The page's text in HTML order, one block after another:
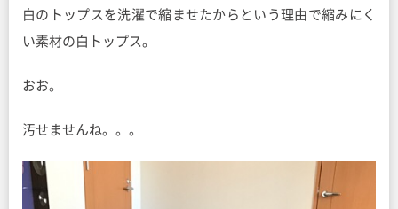
白のトップスを洗濯で縮ませたからという理由で縮みにく
い素材の白トップス。
おお。
汚せませんね。。。